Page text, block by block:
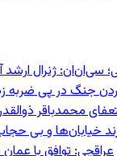
ژنرال ارشد
جنگ در پی ضربه
محمدباقر
عراقچی: توافق با